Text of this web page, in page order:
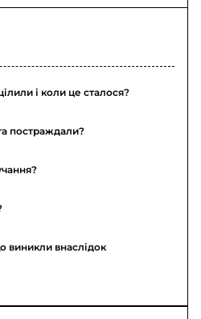
і коли це сталося?
постраждали?
виникли внаслідок